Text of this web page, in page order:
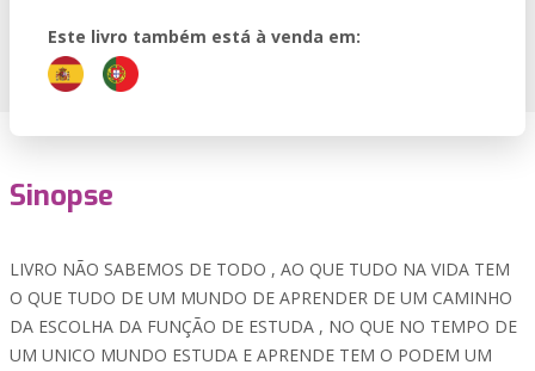
Este livro também está à venda em:
Sinopse
LIVRO NÃO SABEMOS DE TODO , AO QUE TUDO NA VIDA TEM
O QUE TUDO DE UM MUNDO DE APRENDER DE UM CAMINHO
DA ESCOLHA DA FUNÇÃO DE ESTUDA , NO QUE NO TEMPO DE
UM UNICO MUNDO ESTUDA E APRENDE TEM O PODEM UM